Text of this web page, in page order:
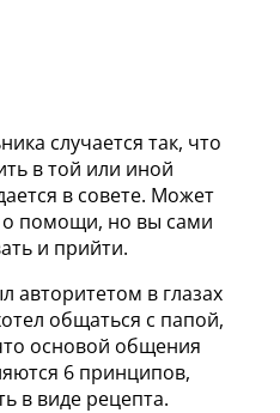
случается так, что
в той или иной
в совете. Может
о помощи, но вы сами
и прийти.
авторитетом в глазах
общаться с папой,
основой общения
6 принципов,
в виде рецепта.